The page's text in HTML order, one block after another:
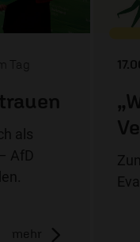
Tag
als
AfD
mehr